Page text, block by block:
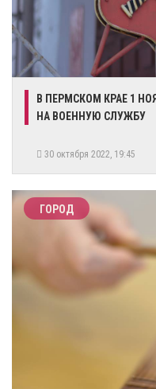
​В ПЕРМСКОМ КРАЕ 1
НА ВОЕННУЮ СЛУЖБУ
30 октября 2022, 19:45
ГОРОД